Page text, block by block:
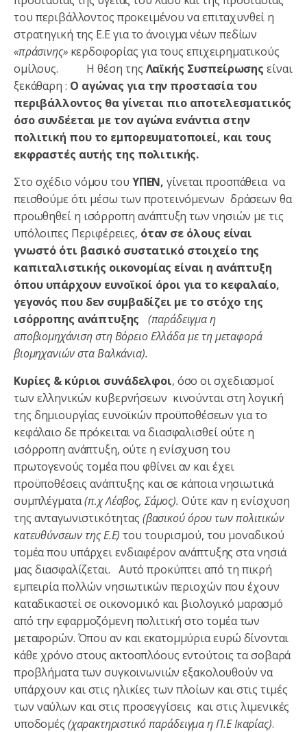
του περιβάλλοντος προκειμένου να επιταχυνθεί η
στρατηγική της Ε.Ε για το άνοιγμα νέων πεδίων
«πράσινης»κερδοφορίας για τους επιχειρηματικούς
ομίλους. Η θέση της Λαϊκής Συσπείρωσης είναι
ξεκάθαρη : Ο αγώνας για την προστασία του
περιβάλλοντος θα γίνεται πιο αποτελεσματικός
όσο συνδέεται με τον αγώνα ενάντια στην
πολιτική που το εμπορευματοποιεί, και τους
εκφραστές αυτής της πολιτικής.
Στο σχέδιο νόμου του ΥΠΕΝ, γίνεται προσπάθεια να
πεισθούμε ότι μέσω των προτεινόμενων δράσεων θα
προωθηθεί η ισόρροπη ανάπτυξη των νησιών με τις
υπόλοιπες Περιφέρειες, όταν σε όλους είναι
γνωστό ότι βασικό συστατικό στοιχείο της
καπιταλιστικής οικονομίας είναι η ανάπτυξη
όπου υπάρχουν ευνοϊκοί όροι για το κεφαλαίο,
γεγονός που δεν συμβαδίζει με το στόχο της
ισόρροπης ανάπτυξης
(παράδειγμα η
αποβιομηχάνιση στη Βόρειο Ελλάδα με τη μεταφορά
βιομηχανιών στα Βαλκάνια).
Κυρίες & κύριοι συνάδελφοι, όσο οι σχεδιασμοί
των ελληνικών κυβερνήσεων κινούνται στη λογική
της δημιουργίας ευνοϊκών προϋποθέσεων για το
κεφάλαιο δε πρόκειται να διασφαλισθεί ούτε η
ισόρροπη ανάπτυξη, ούτε η ενίσχυση του
πρωτογενούς τομέα που φθίνει αν και έχει
προϋποθέσεις ανάπτυξης και σε κάποια νησιωτικά
συμπλέγματα(π.χ Λέσβος, Σάμος). Ούτε καν η ενίσχυση
της ανταγωνιστικότητας (βασικού όρου των πολιτικών
κατευθύνσεων της Ε.Ε) του τουρισμού, του μοναδικού
τομέα που υπάρχει ενδιαφέρον ανάπτυξης στα νησιά
μας διασφαλίζεται. Αυτό προκύπτει από τη πικρή
εμπειρία πολλών νησιωτικών περιοχών που έχουν
καταδικαστεί σε οικονομικό και βιολογικό μαρασμό
από την εφαρμοζόμενη πολιτική στο τομέα των
μεταφορών. Όπου αν και εκατομμύρια ευρώ δίνονται
κάθε χρόνο στους ακτοοπλόους εντούτοις τα σοβαρά
προβλήματα των συγκοινωνιών εξακολουθούν να
υπάρχουν και στις ηλικίες των πλοίων και στις τιμές
των ναύλων και στις προσεγγίσεις και στις λιμενικές
υποδομές (χαρακτηριστικό παράδειγμα η Π.Ε Ικαρίας).